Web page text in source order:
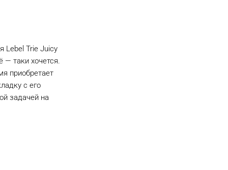
Lebel Trie Juicy
— таки хочется.
приобретает
с его
задачей на